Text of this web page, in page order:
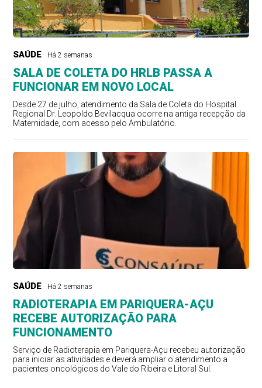
SAÚDE Há 2 semanas
SALA DE COLETA DO HRLB PASSA A
FUNCIONAR EM NOVO LOCAL
Desde 27 de julho, atendimento da Sala de Coleta do Hospital
Regional Dr. Leopoldo Bevilacqua ocorre na antiga recepção da
Maternidade, com acesso pelo Ambulatório.
SAÚDE Há 2 semanas
RADIOTERAPIA EM PARIQUERA-AÇU
RECEBE AUTORIZAÇÃO PARA
FUNCIONAMENTO
Serviço de Radioterapia em Pariquera-Açu recebeu autorização
para iniciar as atividades e deverá ampliar o atendimento a
pacientes oncológicos do Vale do Ribeira e Litoral Sul.